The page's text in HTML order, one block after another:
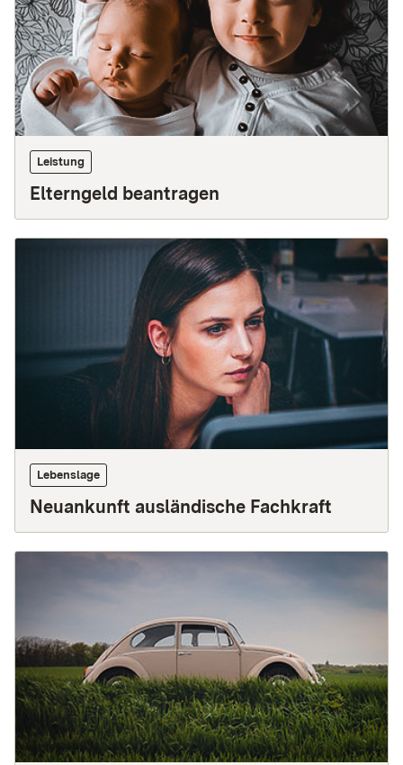
Leistung
Elterngeld beantragen
Lebenslage
Neuankunft ausländische Fachkraft